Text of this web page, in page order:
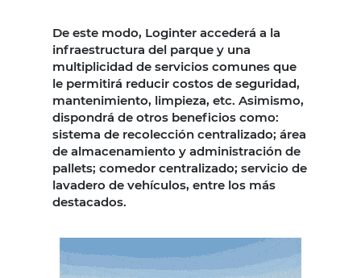
De este modo, Loginter accederá a la
infraestructura del parque y una
multiplicidad de servicios comunes que
le permitirá reducir costos de seguridad,
mantenimiento, limpieza, etc. Asimismo,
dispondrá de otros beneficios como:
sistema de recolección centralizado; área
de almacenamiento y administración de
pallets; comedor centralizado; servicio de
lavadero de vehículos, entre los más
destacados.